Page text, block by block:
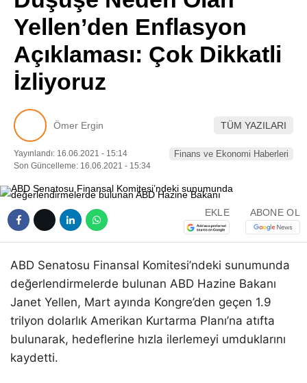
TikTok
Pinterest
Telegram
Yellen’den Enflasyon
Açıklaması: Çok Dikkatli
İzliyoruz
Ömer Ergin TÜM YAZILARI
Yayınlandı: 16.06.2021 - 15:14
Son Güncelleme: 16.06.2021 - 15:34
Finans ve Ekonomi Haberleri
EKLE ABONE OL
ABD Senatosu Finansal Komitesi’ndeki sunumunda
değerlendirmelerde bulunan ABD Hazine Bakanı
Janet Yellen, Mart ayında Kongre’den geçen 1.9
trilyon dolarlık Amerikan Kurtarma Planı’na atıfta
bulunarak, hedeflerine hızla ilerlemeyi umduklarını
kaydetti.